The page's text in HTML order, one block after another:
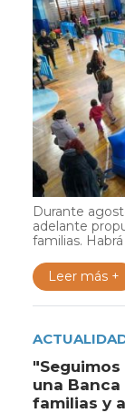
Durante
adelante
familias.
Leer más +
una
familias y